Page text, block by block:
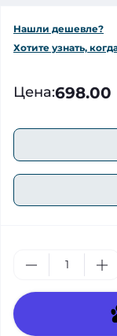
Нашли дешевле?
Хотите узнать,
Цена:698.00